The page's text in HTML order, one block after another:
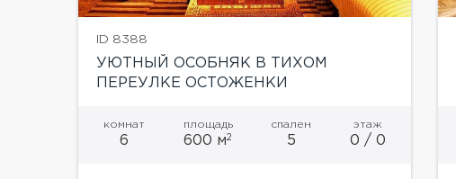
ID 8388
УЮТНЫЙ ОСОБНЯК В ТИХОМ
ПЕРЕУЛКЕ ОСТОЖЕНКИ
комнат
6
площадь
600 м2
спален
5
этаж
0 / 0